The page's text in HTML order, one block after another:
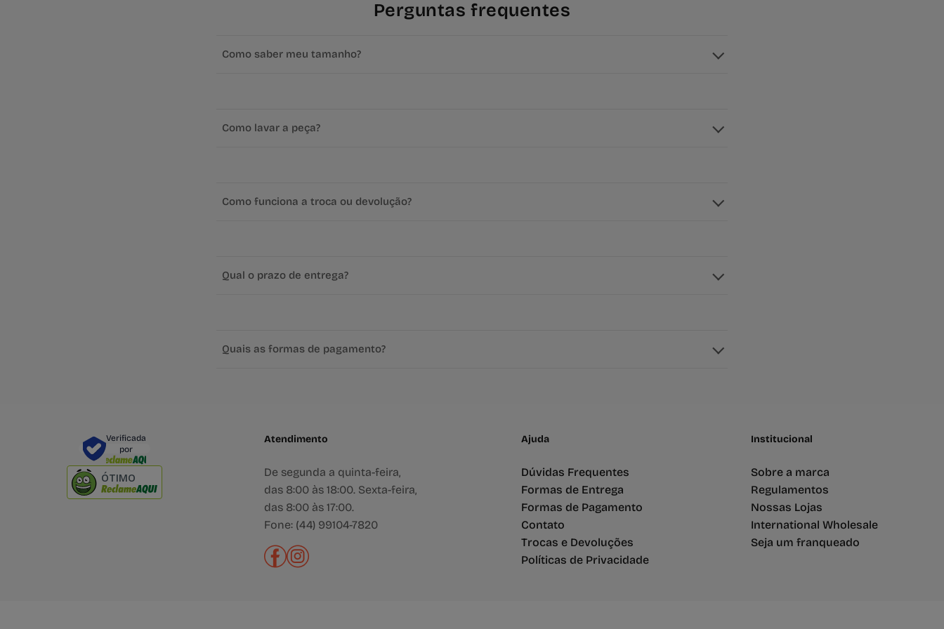
Perguntas frequentes
Como saber meu tamanho?
Como lavar a peça?
Como funciona a troca ou devolução?
Qual o prazo de entrega?
Quais as formas de pagamento?
Verificada
por
ÓTIMO
Atendimento
De segunda a quinta-feira,
das 8:00 às 18:00. Sexta-feira,
das 8:00 às 17:00.
Fone: (44) 99104-7820
Ajuda
Dúvidas Frequentes
Formas de Entrega
Formas de Pagamento
Contato
Trocas e Devoluções
Políticas de Privacidade
Institucional
Sobre a marca
Regulamentos
Nossas Lojas
International Wholesale
Seja um franqueado